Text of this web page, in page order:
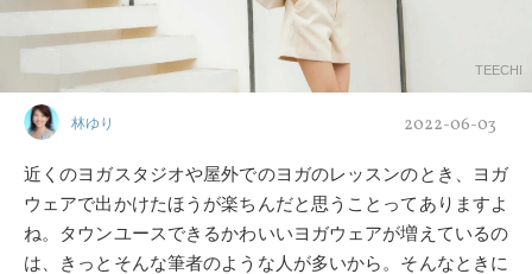
TEECHI
林ゆり 2022-06-03
近くのヨガスタジオや屋外でのヨガのレッスンのとき、ヨガ
ウェアで出かけたほうが楽ちんだと思うことってありますよ
ね。タウンユースできるかわいいヨガウェアが増えているの
は、きっとそんな筆者のような人が多いから。そんなときに